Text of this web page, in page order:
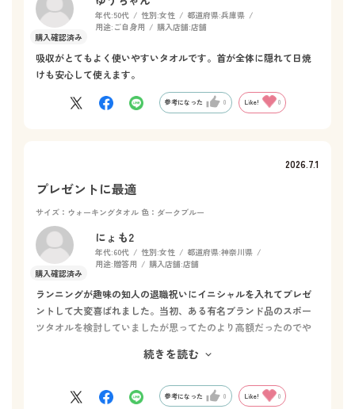
年代:50代 性別:女性 都道府県:兵庫県
用途: ご自身用 購入店舗:店舗
吸収がとてもよく使いやすいタオルです。首が全体に隠れて日焼
けも安心して使えます。
参考になった 0 Like! 0
2026.7.1
プレゼントに最適
サイズ：ウォーキングタオル 色：ダークブルー
にょも2
年代:60代 性別:女性 都道府県:神奈川県
用途:贈答用 購入店舗:店舗
ランニングが趣味の知人の退職祝いにイニシャルを入れてプレゼ
ントして大変喜ばれました。当初、ある有名ブランド品のスポー
ツタオルを検討していましたが思ってたのより高額だったのでや
けました。色展開が豊富で迷うのも楽しくて、刺繍代もお値ごろ
続きを読む
参考になった 0 Like! 0